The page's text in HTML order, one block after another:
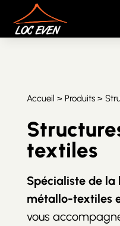
Accueil > Produits>
textiles
Spécialiste de la
métallo-textiles
vous